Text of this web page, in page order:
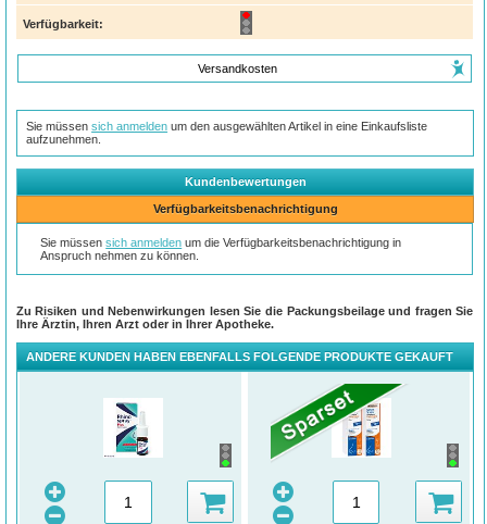
Verfügbarkeit:
Versandkosten
Sie müssensich anmelden um den ausgewählten Artikel in eine Einkaufsliste
aufzunehmen.
Kundenbewertungen
Verfügbarkeitsbenachrichtigung
Sie müssensich anmelden um die Verfügbarkeitsbenachrichtigung in
Anspruch nehmen zu können.
Zu Risiken und Nebenwirkungen lesen Sie die Packungsbeilage und fragen Sie
Ihre Ärztin, Ihren Arzt oder in Ihrer Apotheke.
ANDERE KUNDEN HABEN EBENFALLS FOLGENDE PRODUKTE GEKAUFT